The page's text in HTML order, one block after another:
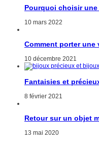
Pourquoi choisir
10 mars 2022
Comment porter une
10 décembre 2021
Fantaisies et
8 février 2021
Retour sur un objet
13 mai 2020